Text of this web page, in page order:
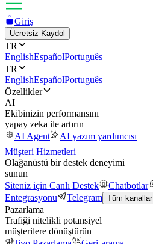
Giriş
Ücretsiz Kaydol
TR
EnglishEspañolPortuguês
TR
EnglishEspañolPortuguês
Özellikler
AI
Ekibinizin performansını
yapay zeka ile artırın
AI Agent
AI yazım yardımcısı
Müşteri Hizmetleri
Olağanüstü bir destek deneyimi
sunun
Siteniz için Canlı Destek
Chatbotlar
Entegrasyonu
Telegram Tüm kanallar
Pazarlama
Trafiği nitelikli potansiyel
müşterilere dönüştürün